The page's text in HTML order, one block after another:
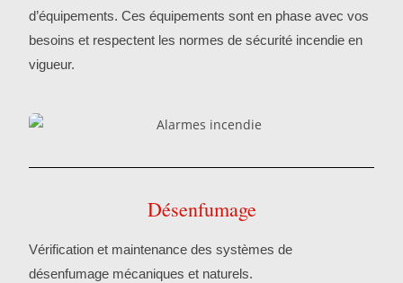
d’équipements. Ces équipements sont en phase avec vos
besoins et respectent les normes de sécurité incendie en
vigueur.
Désenfumage
Vérification et maintenance des systèmes de
désenfumage mécaniques et naturels.